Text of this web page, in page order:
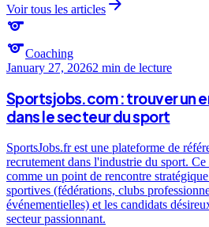
Voir tous les articles
sports
sportsCoaching
January 27, 20262 min de lecture
Sportsjobs.com : trouver un
dans le secteur du sport
SportsJobs.fr est une plateforme de
recrutement dans l'industrie du sport.
comme un point de rencontre
sportives (fédérations, clubs
événementielles) et les candidats
secteur passionnant.